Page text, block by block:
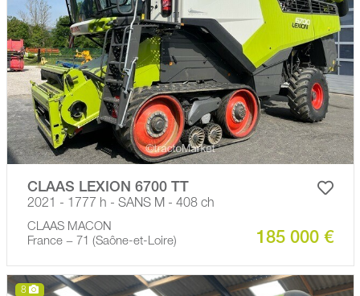
CLAAS LEXION 6700 TT
2021 - 1777 h - SANS M - 408 ch
CLAAS MACON
France − 71 (Saône-et-Loire)
185 000 €
8